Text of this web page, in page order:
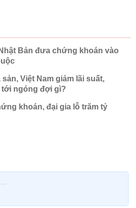
Bản đưa chứng khoán vào
Việt Nam giảm lãi suất,
ngóng đợi gì?
khoán, đại gia lỗ trăm tỷ